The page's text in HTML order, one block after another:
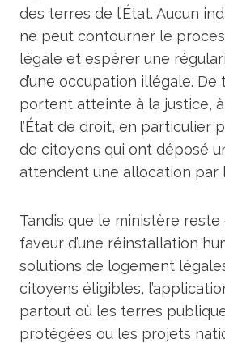
des terres de l’État. Aucun
ne peut contourner le
légale et espérer une
d’une occupation illégale.
portent atteinte à la justice, à
l’État de droit, en particulier
de citoyens qui ont déposé
attendent une allocation par
Tandis que le ministère reste
faveur d’une réinstallation
solutions de logement
citoyens éligibles,
partout où les terres
protégées ou les projets